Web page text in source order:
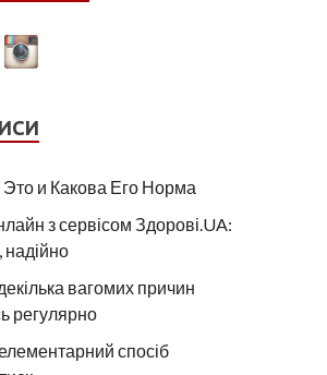
и Какова Его Норма
з сервісом Здорові.UA:
надійно
вагомих причин
регулярно
спосіб